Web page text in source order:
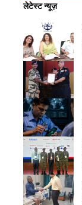
लेटेस्ट न्यूज़